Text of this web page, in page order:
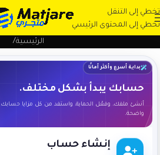
تخطي إلى التنقل
تخطي إلى المحتوى الرئيسي
الرئيسية/
بداية أسرع وأكثر أمانًا
حسابك يبدأ بشكل مختلف.
أنشئ ملفك، وفعّل الحماية، واستفد من كل مزايا
واضحة.
إنشاء حساب